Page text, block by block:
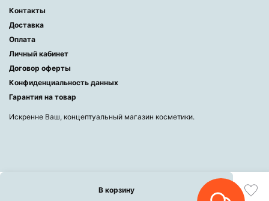
В корзину
Контакты
Доставка
Оплата
Личный кабинет
Договор оферты
Конфиденциальность данных
Гарантия на товар
Искренне Ваш, концептуальный магазин косметики.